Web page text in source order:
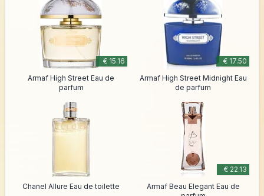
€ 15.16
Armaf High Street Eau de
parfum
€ 17.50
Armaf High Street Midnight Eau
de parfum
Chanel Allure Eau de toilette
€ 22.13
Armaf Beau Elegant Eau de